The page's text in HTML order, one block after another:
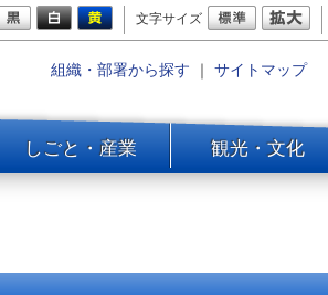
文字サイズ
組織・部署から探す ｜ サイトマップ
しごと・産業 観光・文化